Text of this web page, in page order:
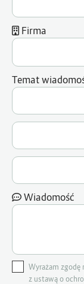
Firma
Temat
Wiadomość
Wyrażam zgodę
z ustawą o